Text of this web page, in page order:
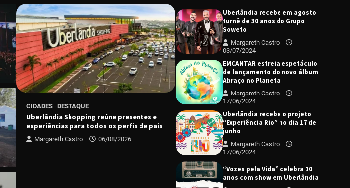
CIDADES DESTAQUE
Uberlândia Shopping reúne presentes e
experiências para todos os perfis de pais
Margareth Castro 06/08/2026
CIDADES DESTAQUE
Prefeitura apoia romeiros com
tradicional barraca na BR-365
Margareth Castro
EMCANTAR estreia espetáculo
de lançamento do novo álbum
Abraço no Planeta
Margareth Castro
17/06/2024
Uberlândia recebe o projeto
“Experiência Rio” no dia 17 de
junho
Margareth Castro
17/06/2024
“Vozes pela Vida” celebra 10
anos com show em Uberlândia
Margareth Castro
08/10/2024
cultura e gastronomia de
Uberlândia em dois dias de